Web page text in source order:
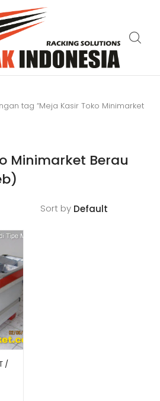
tag “Meja Kasir Toko Minimarket
Minimarket Berau
Sort by
/